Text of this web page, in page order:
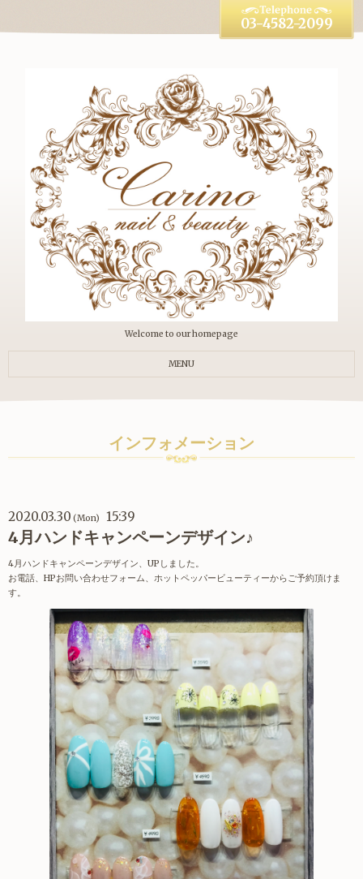
Welcome to our homepage
03-4582-2099
MENU
インフォメーション
2020.03.30 (Mon) 15:39
4月ハンドキャンペーンデザイン♪
4月ハンドキャンペーンデザイン、UPしました。
お電話、HPお問い合わせフォーム、ホットペッパービューティーからご予約頂けま
す。